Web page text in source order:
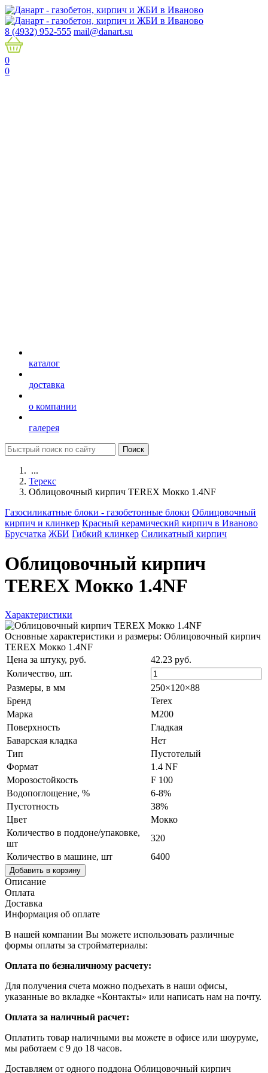
8 (4932) 952-555 mail@danart.su
0
0
каталог
доставка
о компании
галерея
...
Терекс
Облицовочный кирпич TEREX Мокко 1.4NF
Газосиликатные блоки - газобетонные блоки Облицовочный
кирпич и клинкер Красный керамический кирпич в Иваново
Брусчатка ЖБИ Гибкий клинкер Силикатный кирпич
Облицовочный кирпич
TEREX Мокко 1.4NF
Характеристики
Основные характеристики и размеры: Облицовочный кирпич
TEREX Мокко 1.4NF
Цена за штуку, руб.
42.23 руб.
Количество, шт.
Размеры, в мм
250×120×88
Бренд
Terex
Марка
М200
Поверхность
Гладкая
Баварская кладка
Нет
Тип
Пустотелый
Формат
1.4 NF
Морозостойкость
F 100
Водопоглощение, %
6-8%
Пустотность
38%
Цвет
Мокко
Количество в поддоне/упаковке,
шт
320
Количество в машине, шт
6400
Добавить в корзину
Описание
Оплата
Доставка
Информация об оплате
В нашей компании Вы можете использовать различные
формы оплаты за стройматериалы:
Оплата по безналичному расчету:
Для получения счета можно подъехать в наши офисы,
указанные во вкладке «Контакты» или написать нам на почту.
Оплата за наличный расчет:
Оплатить товар наличными вы можете в офисе или шоуруме,
мы работаем с 9 до 18 часов.
Доставляем от одного поддона Облицовочный кирпич